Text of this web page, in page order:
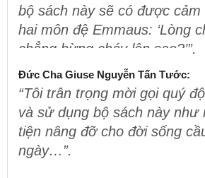
bộ sách này sẽ có được cảm
hai môn đệ Emmaus: ‘Lòng
chẳng bừng cháy lên sao?’”.
Đức Cha Giuse Nguyễn Tấn Tước:
“Tôi trân trọng mời gọi quý
và sử dụng bộ sách này như
tiện nâng đỡ cho đời sống
ngày…”.